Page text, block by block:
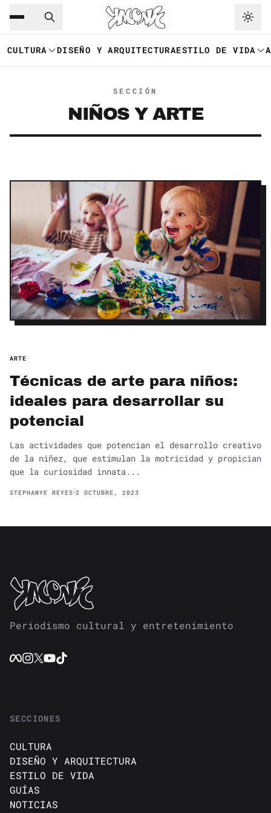
Saltar al contenido principal
CULTURA DISEÑO Y ARQUITECTURAESTILO DE VIDA
SECCIÓN
NIÑOS Y ARTE
ARTE
Técnicas de arte para niños:
ideales para desarrollar su
potencial
Las actividades que potencian el desarrollo creativo
de la niñez, que estimulan la motricidad y propician
que la curiosidad innata...
STEPHANYE REYES 2 OCTUBRE, 2023
Periodismo cultural y entretenimiento
SECCIONES
CULTURA
DISEÑO Y ARQUITECTURA
ESTILO DE VIDA
GUÍAS
NOTICIAS